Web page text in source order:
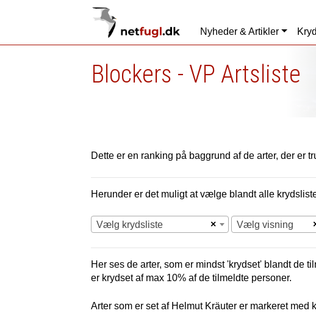
Nyheder & Artikler
Blockers - VP Artsliste
Dette er en ranking på baggrund af de arter, der er
Herunder er det muligt at vælge blandt alle
×
Vælg krydsliste Vælg visning
Her ses de arter, som er mindst 'krydset' blandt de
er krydset af max 10% af de tilmeldte personer.
Arter som er set af Helmut Kräuter er markeret med